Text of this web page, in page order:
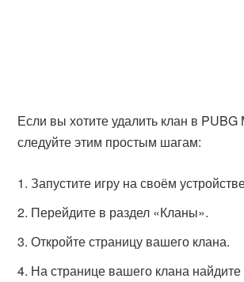
Если вы хотите удалить клан в PUBG
следуйте этим простым шагам:
Запустите игру на своём
Перейдите в раздел «Кланы».
Откройте страницу вашего клана.
На странице вашего клана